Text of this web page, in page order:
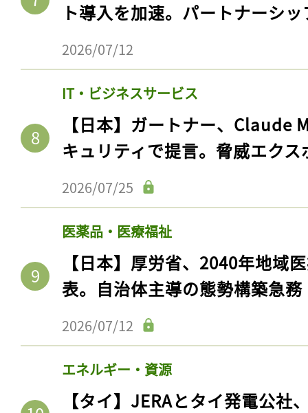
ト導入を加速。パートナーシ
2026/07/12
IT・ビジネスサービス
【日本】ガートナー、Claude
キュリティで提言。脅威エク
2026/07/25
医薬品・医療福祉
【日本】厚労省、2040年地域
表。自治体主導の態勢構築急務
2026/07/12
エネルギー・資源
【タイ】JERAとタイ発電公社